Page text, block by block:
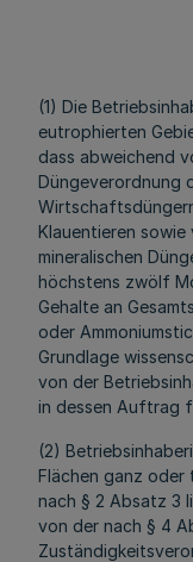
(1) Die
eutrophierten
dass abweichend
Düngeverordnung
Klauentieren
mineralischen
höchstens zwölf
Gehalte an
oder
Grundlage
von der
in dessen Auftrag
(2)
Flächen ganz oder
nach § 2 Absatz 3
von der nach § 4